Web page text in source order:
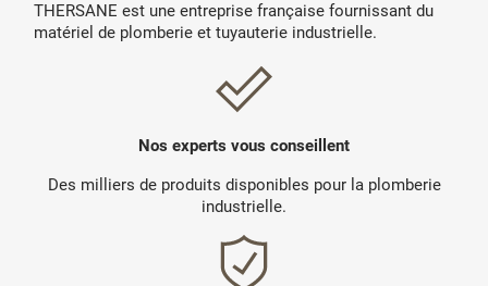
THERSANE est une entreprise française fournissant du
matériel de plomberie et tuyauterie industrielle.
Nos experts vous conseillent
Des milliers de produits disponibles pour la plomberie
industrielle.